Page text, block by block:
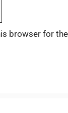
browser for the